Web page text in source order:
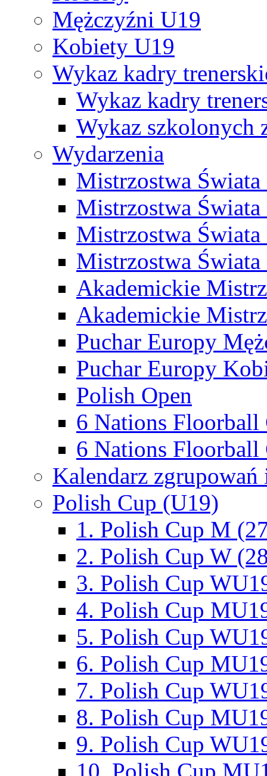
Mężczyźni U19
Kobiety U19
Wykaz kadry
Wykaz kadry
Wykaz szkolonych
Wydarzenia
Mistrzostwa
Mistrzostwa
Mistrzostwa
Mistrzostwa
Akademickie
Akademickie
Puchar Europy
Puchar Europy
Polish Open
6 Nations Floorball
6 Nations Floorball
Kalendarz
Polish Cup (U19)
1. Polish Cup M
2. Polish Cup W
3. Polish Cup
4. Polish Cup
5. Polish Cup
6. Polish Cup
7. Polish Cup
8. Polish Cup
9. Polish Cup
10. Polish Cup